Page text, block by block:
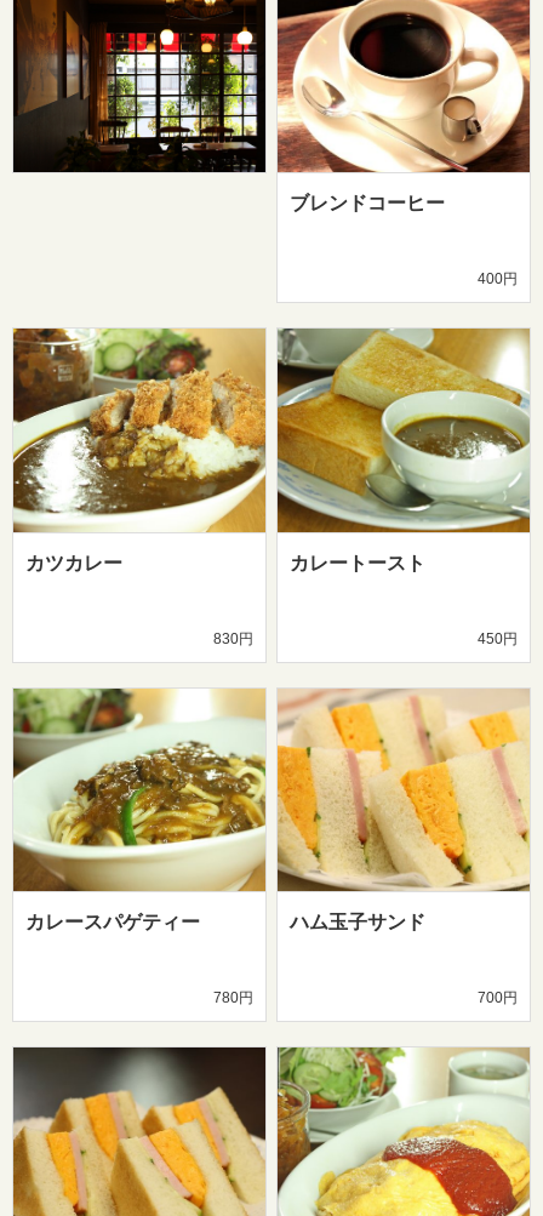
ブレンドコーヒー
400円
カツカレー
830円
カレートースト
450円
カレースパゲティー
780円
ハム玉子サンド
700円